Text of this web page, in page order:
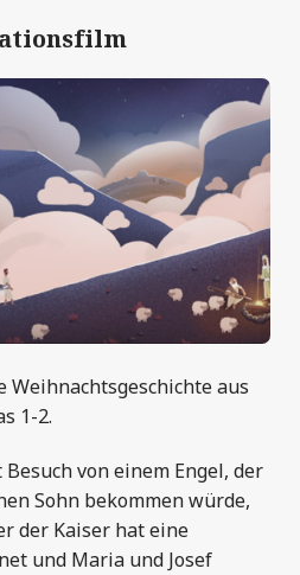
Weihnachtsgeschichte aus
1-2.
von einem Engel, der
Sohn bekommen würde,
der Kaiser hat eine
und Maria und Josef